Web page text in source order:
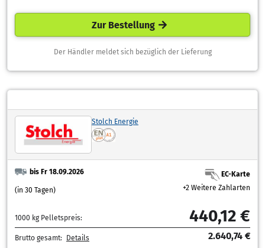
Zur Bestellung
Der Händler meldet sich bezüglich der Lieferung
Stolch Energie
bis Fr 18.09.2026
(in 30 Tagen)
EC-Karte
+2 Weitere Zahlarten
1000 kg Pelletspreis: 440,12 €
Brutto gesamt: Details 2.640,74 €